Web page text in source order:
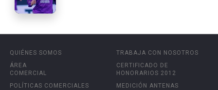
QUIÉNES SOMOS
ÁREA
COMERCIAL
POLÍTICAS COMERCIALES
TRABAJA CON NOSOTROS
CERTIFICADO DE
HONORARIOS 2012
MEDICIÓN ANTENAS